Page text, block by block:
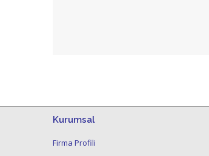
Kurumsal
Firma Profili